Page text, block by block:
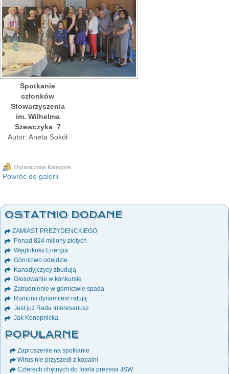
Spotkanie
członków
Stowarzyszenia
im. Wilhelma
Szewczyka_7
Autor: Aneta Sokół
Ograniczone Kategorie
Powróć do galerii
OSTATNIO DODANE
ZAMIAST PREZYDENCKIEGO
Ponad 824 miliony złotych
Węglokoks Energia
Górnictwo odejdzie
Kanadyjczycy zbudują
Głosowanie w konkursie
Zatrudnienie w górnictwie spada
Rumunii dynamitem ratują
Jest już Rada Interesariusz
Jak Konopnicka
POPULARNE
Zaproszenie na spotkanie
Wirus nie przyszedł z kopalni
Czterech chętnych do fotela prezesa JSW